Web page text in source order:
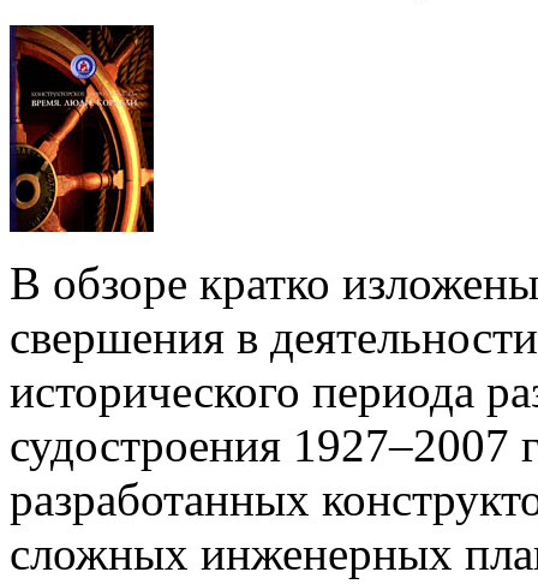
В обзоре кратко
свершения в
исторического периода
судостроения 1927–2007
разработанных
сложных инженерных